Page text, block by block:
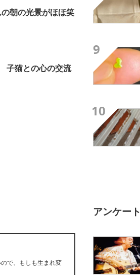
朝の光景がほほ笑
子猫との心の交流
で、もしも生まれ変
9
10
アンケート